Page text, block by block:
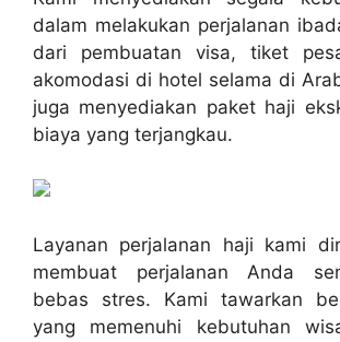
dalam melakukan perjalanan
dari pembuatan visa, tiket
akomodasi di hotel selama di
juga menyediakan paket haji
biaya yang terjangkau.
Layanan perjalanan haji kami
membuat perjalanan Anda
bebas stres. Kami tawarkan
yang memenuhi kebutuhan